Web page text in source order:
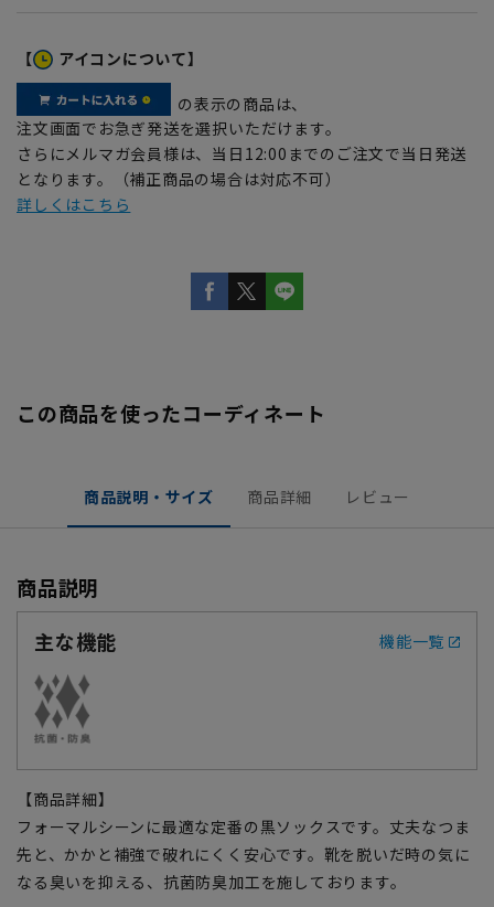
【 アイコンについて】
の表示の商品は、
注文画面でお急ぎ発送を選択いただけます。
さらにメルマガ会員様は、当日12:00までのご注文で当日発送
となります。（補正商品の場合は対応不可）
詳しくはこちら
この商品を使ったコーディネート
商品説明・サイズ 商品詳細 レビュー
商品説明
主な機能
機能一覧
【商品詳細】
フォーマルシーンに最適な定番の黒ソックスです。丈夫なつま
先と、かかと補強で破れにくく安心です。靴を脱いだ時の気に
なる臭いを抑える、抗菌防臭加工を施しております。